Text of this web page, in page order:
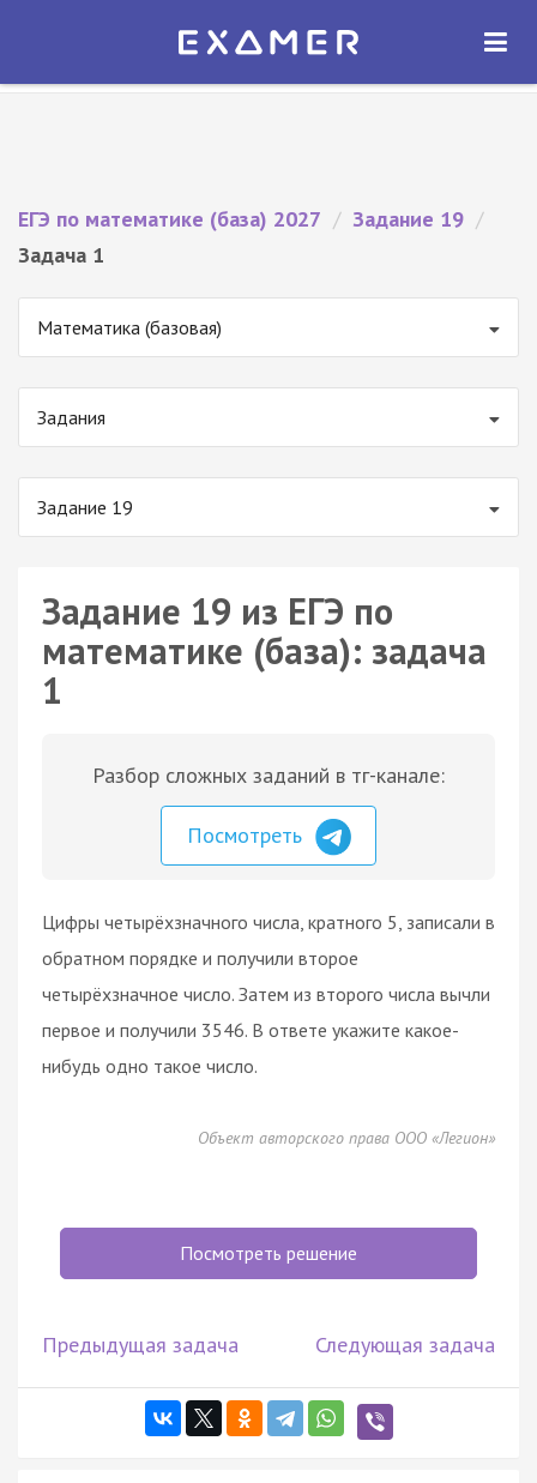
Экзамер — ЕГЭ 2027
ОТКРЫТЬ
ЕГЭ по математике (база) 2027 / Задание 19 /
Задача 1
Математика (базовая)
Задания
Задание 19
Задание 19 из ЕГЭ по
математике (база): задача
1
Разбор сложных заданий в тг-канале:
Посмотреть
Цифры четырёхзначного числа, кратного 5, записали в
обратном порядке и получили второе
четырёхзначное число. Затем из второго числа вычли
первое и получили 3546. В ответе укажите какое-
нибудь одно такое число.
Объект авторского права ООО «Легион»
Посмотреть решение
Предыдущая задача Следующая задача